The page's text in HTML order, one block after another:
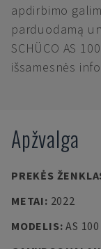
apdirbimo
parduodamą
SCHÜCO AS
išsamesnės
Apžvalga
PREKĖS
METAI: 2022
MODELIS:AS 100